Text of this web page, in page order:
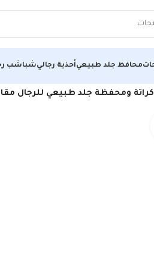
محافظ جلد طبيعيأحذية رجاليشباشب
11*8 سم بها 7 جيوب من الداخل محفظة كروت حجم صغير محافظ نحيفة من فوكس كاجوال